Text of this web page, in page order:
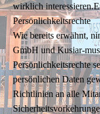
wirklich
Persönlichkeitsrechte
Wie bereits erwähnt,
GmbH und Kusiar-
Persönlichkeitsrechte
persönlichen Daten
Richtlinien an alle